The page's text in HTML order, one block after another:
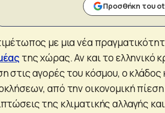
Προσθήκη του
με μια νέα
της χώρας. Αν και το ελληνικό
στις αγορές του κόσμου, ο κλάδος
από την οικονομική
της κλιματικής αλλαγής